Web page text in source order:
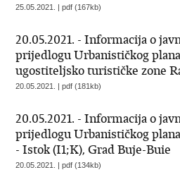
25.05.2021. | pdf (167kb)
20.05.2021. - Informacija o
prijedlogu Urbanističkog
ugostiteljsko turističke zone
20.05.2021. | pdf (181kb)
20.05.2021. - Informacija o
prijedlogu Urbanističkog
- Istok (I1;K), Grad Buje-Buie
20.05.2021. | pdf (134kb)